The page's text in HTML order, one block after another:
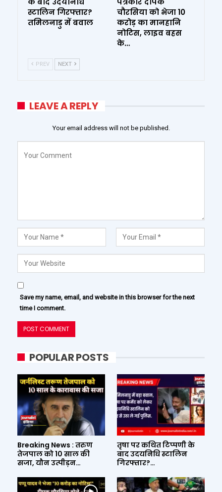
स्टालिन गिरफ्तार?
तमिलनाडु में बवाल
चौरसिया को भेजा 10
करोड़ का मानहानि
नोटिस, लाइव बहस
के…
PREV NEXT
LEAVE A REPLY
Your email address will not be published.
Save my name, email, and website in this browser for the next
time I comment.
POPULAR POSTS
Breaking News : तरुण
तेजपाल को 10 साल की
सजा, यौन उत्पीड़न…
तृषा पर कथित टिप्पणी के
बाद उदयनिधि स्टालिन
गिरफ्तार?…